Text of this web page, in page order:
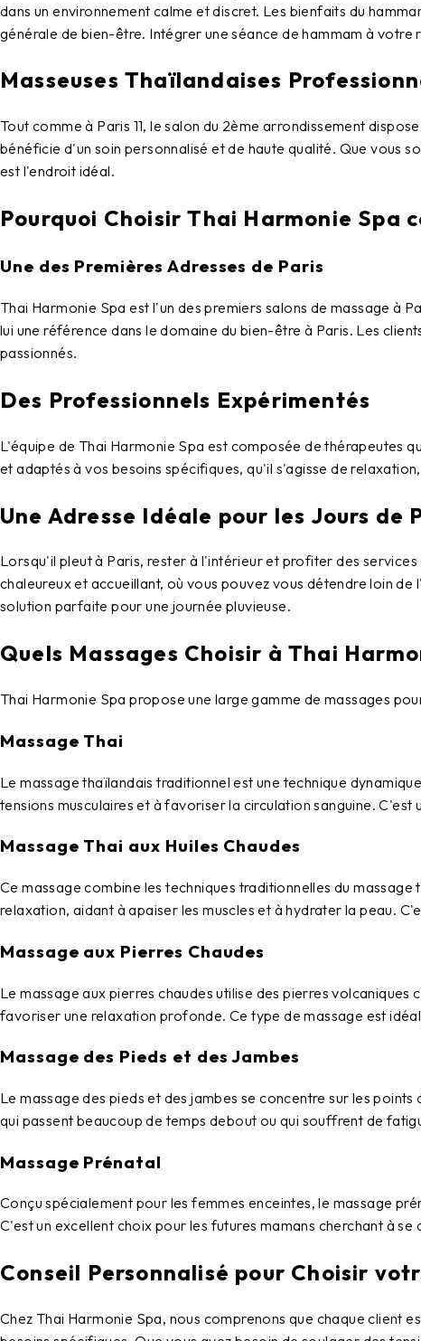
dans un environnement calme et discret. Les bienfaits du
générale de bien-être. Intégrer une séance de hammam à
Masseuses Thaïlandaises
Tout comme à Paris 11, le salon du 2ème arrondissement
bénéficie d'un soin personnalisé et de haute qualité. Que vous
est l'endroit idéal.
Pourquoi Choisir Thai Harmonie Spa
Une des Premières Adresses de Paris
Thai Harmonie Spa est l'un des premierssalons de massage à
lui une référence dans le domaine du bien-être à Paris. Les
passionnés.
Des Professionnels Expérimentés
L'équipe de Thai Harmonie Spa est composée de thérapeutes
et adaptés à vos besoins spécifiques, qu'il s'agisse de
Une Adresse Idéale pour les Jours de
Lorsqu'il pleut à Paris, rester à l'intérieur et profiter des
chaleureux et accueillant, où vous pouvez vous détendre loin
solution parfaite pour une journée pluvieuse.
Quels Massages Choisir à Thai
Thai Harmonie Spa propose une large gamme de massages
Massage Thai
Lemassage thaïlandais traditionnel est une technique
tensions musculaires et à favoriser la circulation sanguine.
Massage Thai aux Huiles Chaudes
Ce massage combine les techniques traditionnelles du
relaxation, aidant à apaiser les muscles et à hydrater la peau.
Massage aux Pierres Chaudes
Lemassage aux pierres chaudes utilise des pierres volcaniques
favoriser une relaxation profonde. Ce type de massage est
Massage des Pieds et des Jambes
Lemassage des pieds et des jambes se concentre sur les points
qui passent beaucoup de temps debout ou qui souffrent de
Massage Prénatal
Conçu spécialement pour les femmes enceintes, le massage
C'est un excellent choix pour les futures mamans cherchant à
Conseil Personnalisé pour Choisir
Chez Thai Harmonie Spa, nous comprenons que chaque client